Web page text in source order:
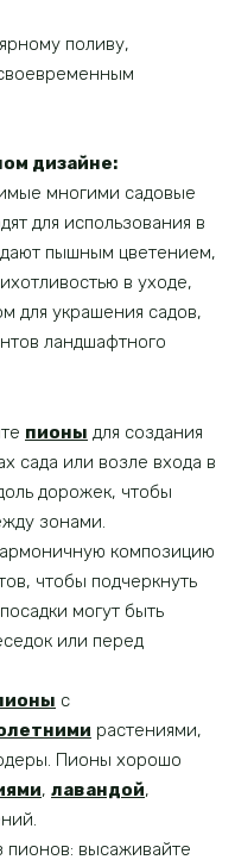
поливу,
дизайне:
многими садовые
для использования в
пышным цветением,
в уходе,
для украшения садов,
ландшафтного
пионы для создания
сада или возле входа в
дорожек, чтобы
зонами.
композицию
чтобы подчеркнуть
могут быть
или перед
с
растениями,
Пионы хорошо
, лавандой,
высаживайте